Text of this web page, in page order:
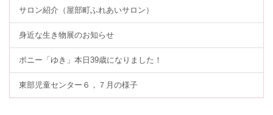
サロン紹介（屋部町ふれあいサロン）
身近な生き物展のお知らせ
ポニー「ゆき」本日39歳になりました！
東部児童センター６，７月の様子